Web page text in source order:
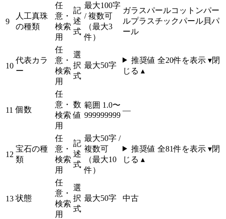
9
人工真珠
の種類
任
意・
検索
用
記
述
式
最大100字
/ 複数可
（最大3
件）
ガラスパールコットンパー
ルプラスチックパール貝パ
ール
10
代表カラ
ー
任
意・
検索
用
選
択
式
最大50字
推奨値 全20件を表示 ▾閉
じる ▴
11 個数
任
意・
検索
用
数
値
範囲 1.0〜
999999999
—
12
宝石の種
類
任
意・
検索
用
記
述
式
最大50字 /
複数可
（最大10
件）
推奨値 全81件を表示 ▾閉
じる ▴
13 状態
任
意・
検索
用
選
択
式
最大50字 中古